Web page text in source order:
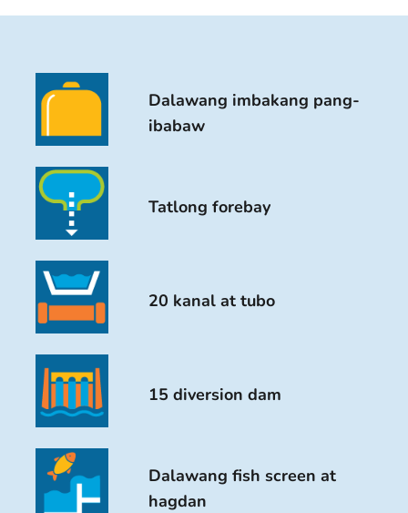
Dalawang imbakang pang-
ibabaw
Tatlong forebay
20 kanal at tubo
15 diversion dam
Dalawang fish screen at
hagdan